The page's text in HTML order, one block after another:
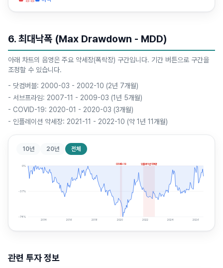
6. 최대낙폭 (Max Drawdown - MDD)
아래 차트의 음영은 주요 약세장(폭락장) 구간입니다. 기간 버튼으로 구간을
조정할 수 있습니다.
- 닷컴버블: 2000-03 - 2002-10 (2년 7개월)
- 서브프라임: 2007-11 - 2009-03 (1년 5개월)
- COVID-19: 2020-01 - 2020-03 (3개월)
- 인플레이션 약세장: 2021-11 - 2022-10 (약 1년 11개월)
10년 20년 전체
COVID-19 인플레이션 약세장
0%
-37%
-74%
2014 2016 2018 2020 2022 2024 2026
관련 투자 정보